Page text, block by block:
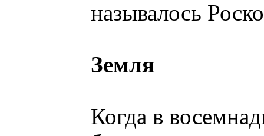
называлось
Земля
Когда в